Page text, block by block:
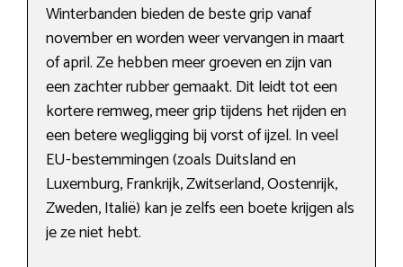
Winterbanden bieden de beste grip vanaf
november en worden weer vervangen in maart
of april. Ze hebben meer groeven en zijn van
een zachter rubber gemaakt. Dit leidt tot een
kortere remweg, meer grip tijdens het rijden en
een betere wegligging bij vorst of ijzel. In veel
EU-bestemmingen (zoals Duitsland en
Luxemburg, Frankrijk, Zwitserland, Oostenrijk,
Zweden, Italië) kan je zelfs een boete krijgen als
je ze niet hebt.